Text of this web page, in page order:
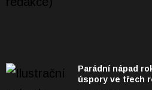
Parádní nápad
úspory ve třech